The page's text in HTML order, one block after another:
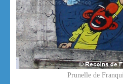
Prunelle de